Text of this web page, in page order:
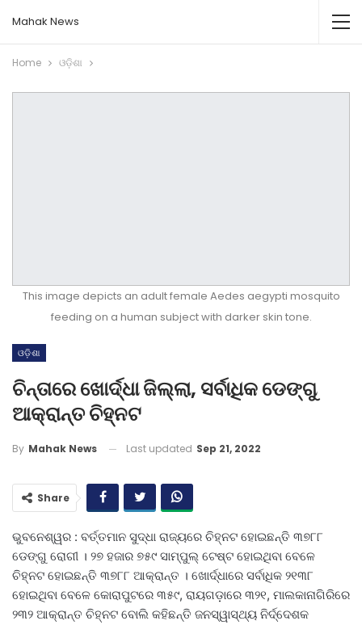
Mahak News
Home ଓଡ଼ିଶା
This image depicts an adult female Aedes aegypti mosquito
feeding on a human subject with darker skin tone.
ଓଡ଼ିଶା
ଚିନ୍ତାରେ ଖୋର୍ଦ୍ଧା ଜିଲ୍ଲା, ସର୍ବାଧିକ ଡେଙ୍ଗୁ
ଆକ୍ରାନ୍ତ ଚିହ୍ନଟ
By Mahak News Last updated Sep 21, 2022
Share
ଭୁବନେଶ୍ୱର : ବର୍ତ୍ତମାନ ସୁଦ୍ଧା ରାଜ୍ୟରେ ଚିହ୍ନଟ ହୋଇଛନ୍ତି ୩୭୮୮
ଡେଙ୍ଗୁ ରୋଗୀ । ୨୭ ହଜାର ୭୫୯ ସାମ୍ପୁଲ୍ ଟେଷ୍ଟ ହୋଇଥିବା ବେଳେ
ଚିହ୍ନଟ ହୋଇଛନ୍ତି ୩୭୮୮ ଆକ୍ରାନ୍ତ । ଖୋର୍ଦ୍ଧାରେ ସର୍ବାଧିକ ୨୧୩୮
ହୋଇଥିବା ବେଳେ କୋରାପୁଟରେ ୩୫୯, ରାୟଗଡ଼ାରେ ୩୨୧, ମାଲକାନାଗିରିରେ
୨୩୨ ଆକ୍ରାନ୍ତ ଚିହ୍ନଟ ବୋଲି କହିଛନ୍ତି ଜନସ୍ୱାସ୍ଥ୍ୟ ନିର୍ଦ୍ଦେଶକ